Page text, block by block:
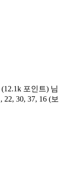
(12.1k 포인트) 님
30, 37, 16 (보